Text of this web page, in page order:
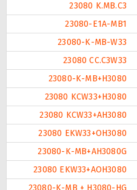
23080 K.MB.C3
23080-E1A-MB1
23080-K-MB-W33
23080 CC.C3W33
23080-K-MB+H3080
23080 KCW33+H3080
23080 KCW33+AH3080
23080 EKW33+OH3080
23080-K-MB+AH3080G
23080 EKW33+AOH3080